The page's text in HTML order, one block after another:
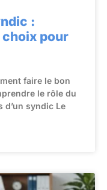
:
pour
faire le bon
le rôle du
syndic Le